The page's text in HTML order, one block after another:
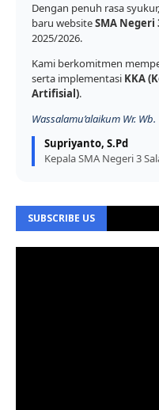
Dengan penuh rasa
baru websiteSMA Negeri
2025/2026.
Kami berkomitmen
serta implementasi KKA
Artifisial).
Wassalamu’alaikum Wr. Wb.
Supriyanto, S.Pd
Kepala SMA Negeri 3
SUBSCRIBE US